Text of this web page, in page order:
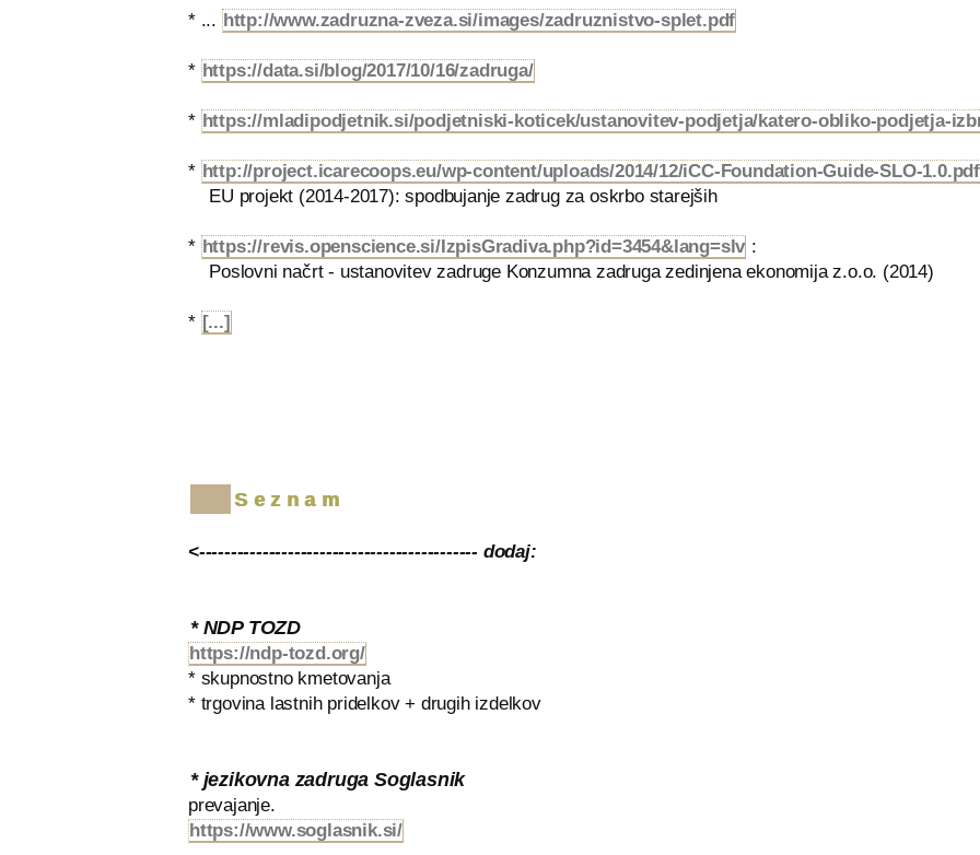
* ... http://www.zadruzna-zveza.si/images/zadruznistvo-splet.pdf
* https://data.si/blog/2017/10/16/zadruga/
* https://mladipodjetnik.si/podjetniski-koticek/ustanovitev-podjetja/katero-obliko-podjetja-
* http://project.icarecoops.eu/wp-content/uploads/2014/12/iCC-Foundation-Guide-SLO-1.0.pdf
EU projekt (2014-2017): spodbujanje zadrug za oskrbo starejših
* https://revis.openscience.si/IzpisGradiva.php?id=3454&lang=slv :
Poslovni načrt - ustanovitev zadruge Konzumna zadruga zedinjena ekonomija z.o.o. (2014)
* [...]
Seznam
<-------------------------------------------- dodaj:
* NDP TOZD
https://ndp-tozd.org/
* skupnostno kmetovanja
* trgovina lastnih pridelkov + drugih izdelkov
* jezikovna zadruga Soglasnik
prevajanje.
https://www.soglasnik.si/